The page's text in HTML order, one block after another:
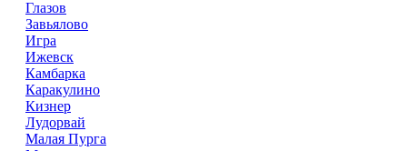
Глазов
Завьялово
Игра
Ижевск
Камбарка
Каракулино
Кизнер
Лудорвай
Малая Пурга